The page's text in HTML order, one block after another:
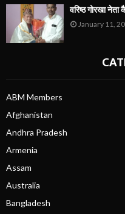
वरिष्ठ गोरखा
January 11,
ABM Members
Afghanistan
Andhra Pradesh
Armenia
Assam
Australia
Bangladesh